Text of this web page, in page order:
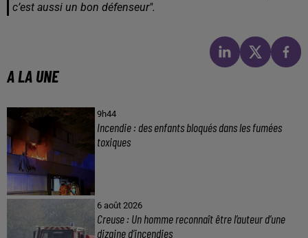
c’est aussi un bon défenseur".
A LA UNE
9h44
Incendie : des enfants bloqués dans les fumées
toxiques
6 août 2026
Creuse : Un homme reconnaît être l’auteur d’une
dizaine d’incendies